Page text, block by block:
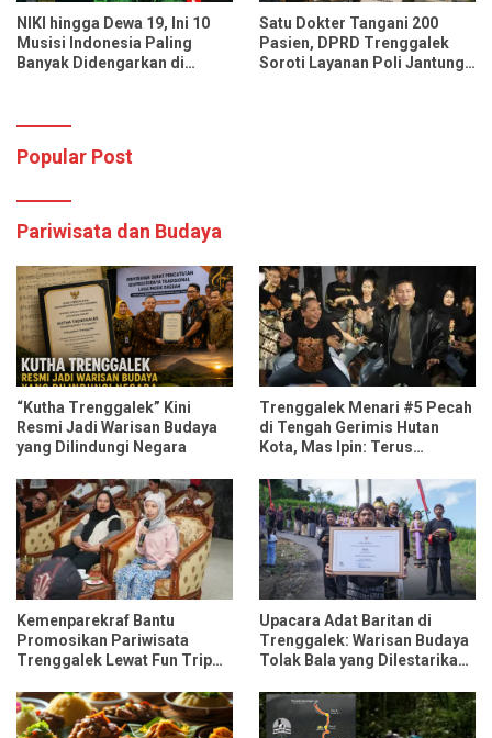
NIKI hingga Dewa 19, Ini 10
Musisi Indonesia Paling
Banyak Didengarkan di
Satu Dokter Tangani 200
Pasien, DPRD Trenggalek
Soroti Layanan Poli Jantung
Popular Post
Pariwisata dan Budaya
“Kutha Trenggalek” Kini
Resmi Jadi Warisan Budaya
yang Dilindungi Negara
Trenggalek Menari #5 Pecah
di Tengah Gerimis Hutan
Kota, Mas Ipin: Terus
Kemenparekraf Bantu
Promosikan Pariwisata
Trenggalek Lewat Fun Trip
Media Nasional
Upacara Adat Baritan di
Trenggalek: Warisan Budaya
Tolak Bala yang Dilestarikan